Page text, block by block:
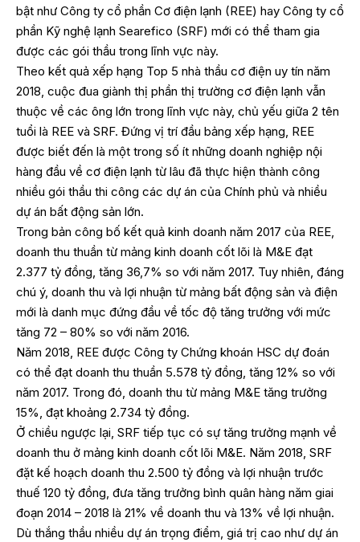
bật như Công ty cổ phần Cơ điện lạnh (REE) hay Công ty cổ
phần Kỹ nghệ lạnh Searefico (SRF) mới có thể tham gia
được các gói thầu trong lĩnh vực này.
Theo kết quả xếp hạng Top 5 nhà thầu cơ điện uy tín năm
2018, cuộc đua giành thị phần thị trường cơ điện lạnh vẫn
thuộc về các ông lớn trong lĩnh vực này, chủ yếu giữa 2 tên
tuổi là REE và SRF. Đứng vị trí đầu bảng xếp hạng, REE
được biết đến là một trong số ít những doanh nghiệp nội
hàng đầu về cơ điện lạnh từ lâu đã thực hiện thành công
nhiều gói thầu thi công các dự án của Chính phủ và nhiều
dự án bất động sản lớn.
Trong bản công bố kết quả kinh doanh năm 2017 của REE,
doanh thu thuần từ mảng kinh doanh cốt lõi là M&E đạt
2.377 tỷ đồng, tăng 36,7% so với năm 2017. Tuy nhiên, đáng
chú ý, doanh thu và lợi nhuận từ mảng bất động sản và điện
mới là danh mục đứng đầu về tốc độ tăng trưởng với mức
tăng 72 – 80% so với năm 2016.
Năm 2018, REE được Công ty Chứng khoán HSC dự đoán
có thể đạt doanh thu thuần 5.578 tỷ đồng, tăng 12% so với
năm 2017. Trong đó, doanh thu từ mảng M&E tăng trưởng
15%, đạt khoảng 2.734 tỷ đồng.
Ở chiều ngược lại, SRF tiếp tục có sự tăng trưởng mạnh về
doanh thu ở mảng kinh doanh cốt lõi M&E. Năm 2018, SRF
đặt kế hoạch doanh thu 2.500 tỷ đồng và lợi nhuận trước
thuế 120 tỷ đồng, đưa tăng trưởng bình quân hàng năm giai
đoạn 2014 – 2018 là 21% về doanh thu và 13% về lợi nhuận.
Dù thắng thầu nhiều dự án trọng điểm, giá trị cao như dự án